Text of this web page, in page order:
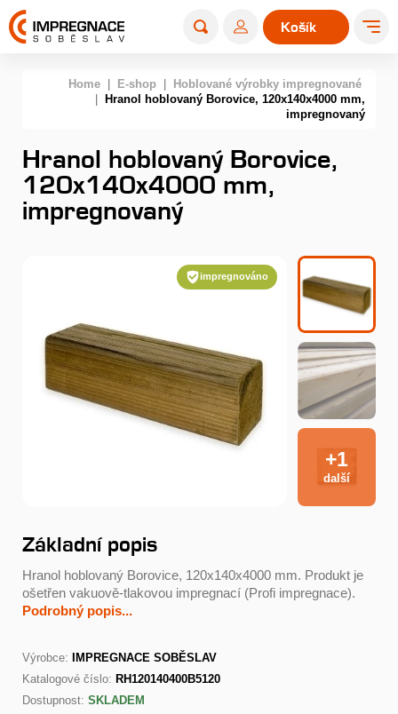
0
Košík
Home E-shop
Hoblované výrobky impregnované
Hranol hoblovaný Borovice, 120x140x4000 mm,
impregnovaný
Hranol hoblovaný Borovice,
120x140x4000 mm,
impregnovaný
impregnováno
+1
další
Základní popis
Hranol hoblovaný Borovice, 120x140x4000 mm. Produkt je
ošetřen vakuově-tlakovou impregnací (Profi impregnace).
Podrobný popis...
Výrobce:
IMPREGNACE SOBĚSLAV
Katalogové číslo: RH120140400B5120
Dostupnost: SKLADEM